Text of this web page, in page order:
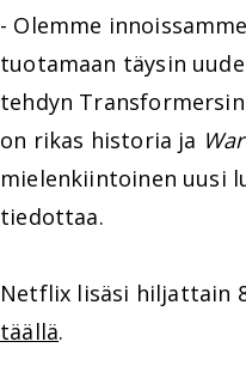
- Olemme
tuotamaan täysin
tehdyn
on rikas historia ja
mielenkiintoinen uusi
tiedottaa.
Netflix lisäsi hiljattain
täällä.